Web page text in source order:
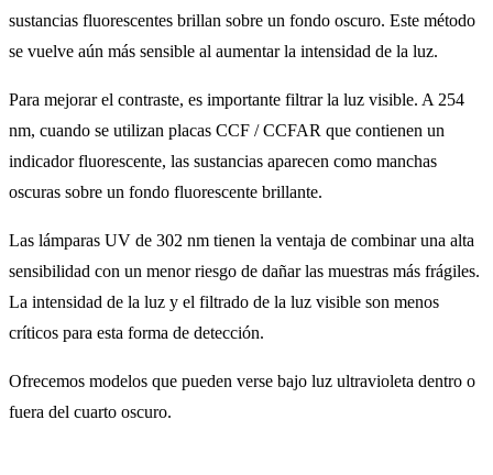
sustancias fluorescentes brillan sobre un fondo oscuro. Este método
se vuelve aún más sensible al aumentar la intensidad de la luz.
Para mejorar el contraste, es importante filtrar la luz visible. A 254
nm, cuando se utilizan placas CCF / CCFAR que contienen un
indicador fluorescente, las sustancias aparecen como manchas
oscuras sobre un fondo fluorescente brillante.
Las lámparas UV de 302 nm tienen la ventaja de combinar una alta
sensibilidad con un menor riesgo de dañar las muestras más frágiles.
La intensidad de la luz y el filtrado de la luz visible son menos
críticos para esta forma de detección.
Ofrecemos modelos que pueden verse bajo luz ultravioleta dentro o
fuera del cuarto oscuro.